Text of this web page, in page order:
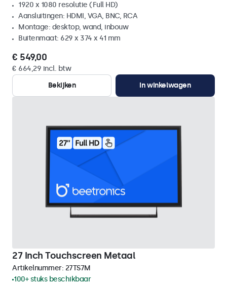
1920 x 1080 resolutie (Full HD)
Aansluitingen: HDMI, VGA, BNC, RCA
Montage: desktop, wand, inbouw
Buitenmaat: 629 x 374 x 41 mm
€ 549,00
€ 664,29 incl. btw
Bekijken
In winkelwagen
27 Inch Touchscreen Metaal
Artikelnummer: 27TS7M
100+ stuks beschikbaar